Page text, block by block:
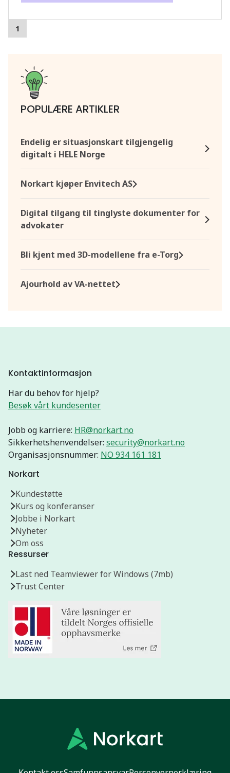
1
POPULÆRE ARTIKLER
Endelig er situasjonskart tilgjengelig
digitalt i HELE Norge
Norkart kjøper Envitech AS
Digital tilgang til tinglyste dokumenter for
advokater
Bli kjent med 3D-modellene fra e-Torg
Ajourhold av VA-nettet
Kontaktinformasjon
Har du behov for hjelp?
Besøk vårt kundesenter
Jobb og karriere: HR@norkart.no
Sikkerhetshenvendelser: security@norkart.no
Organisasjonsnummer: NO 934 161 181
Norkart
Kundestøtte
Kurs og konferanser
Jobbe i Norkart
Nyheter
Om oss
Ressurser
Last ned Teamviewer for Windows (7mb)
Trust Center